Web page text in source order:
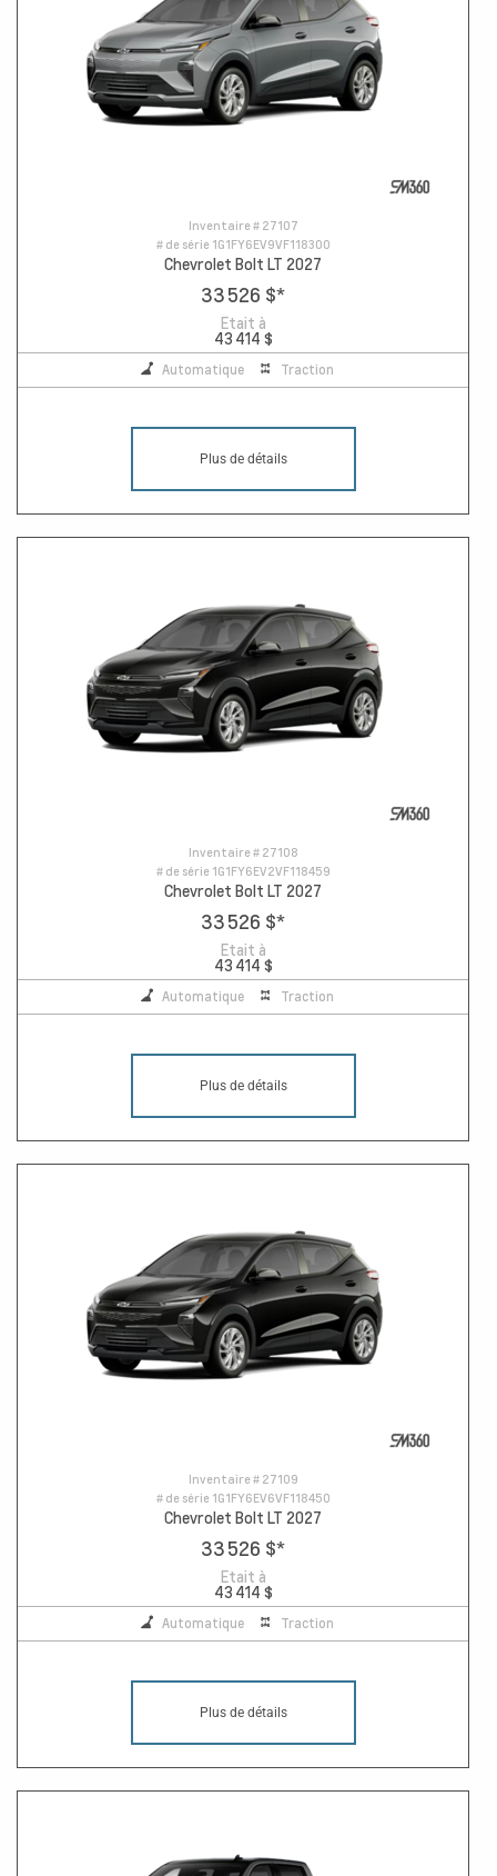
Inventaire # 27107
# de série 1G1FY6EV9VF118300
Chevrolet Bolt LT 2027
33 526 $*
Etait à
43 414 $
Automatique Traction
Plus de détails
Inventaire # 27108
# de série 1G1FY6EV2VF118459
Chevrolet Bolt LT 2027
33 526 $*
Etait à
43 414 $
Automatique Traction
Plus de détails
Inventaire # 27109
# de série 1G1FY6EV6VF118450
Chevrolet Bolt LT 2027
33 526 $*
Etait à
43 414 $
Automatique Traction
Plus de détails